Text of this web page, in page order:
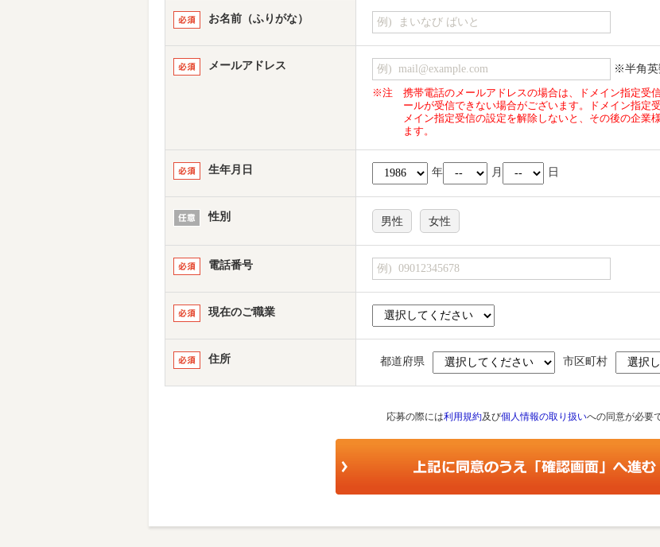
お名前（ふりがな）
メールアドレス
※半角英
※注
携帯電話のメールアドレスの場合は、ドメイン指定受
ールが受信できない場合がございます。ドメイン指定
メイン指定受信の設定を解除しないと、その後の企業
ます。
生年月日 年 月 日
性別 男性 女性
電話番号
現在のご職業
住所 都道府県 市区町村
応募の際には利用規約及び個人情報の取り扱いへの同意が必要